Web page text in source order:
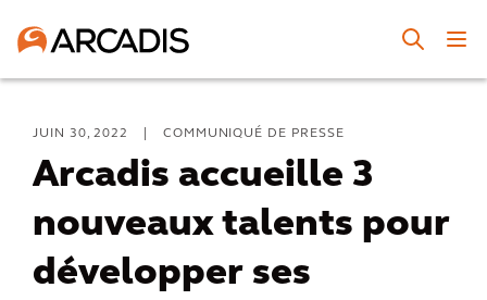
JUIN 30, 2022 COMMUNIQUÉ DE PRESSE
Arcadis accueille 3
nouveaux talents pour
développer ses